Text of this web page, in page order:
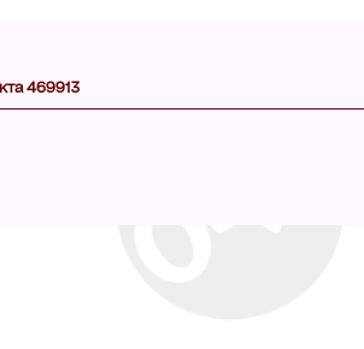
469913